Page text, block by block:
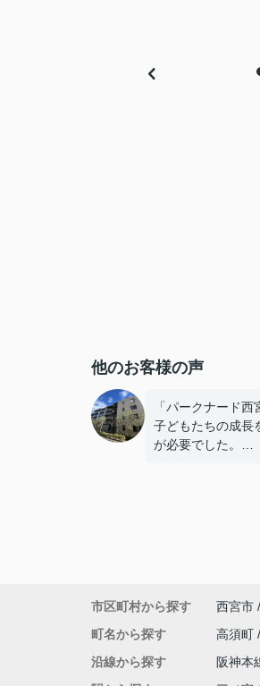
他のお客様の声
「パークナード西
子どもたちの成長
が必要でした。
と話すことが多く
良い広さの住ま
市区町村から探す 西宮市
町名から探す
高須町
沿線から探す
阪神本